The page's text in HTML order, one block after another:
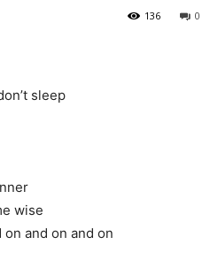
0
136
sleep
wise
and on and on